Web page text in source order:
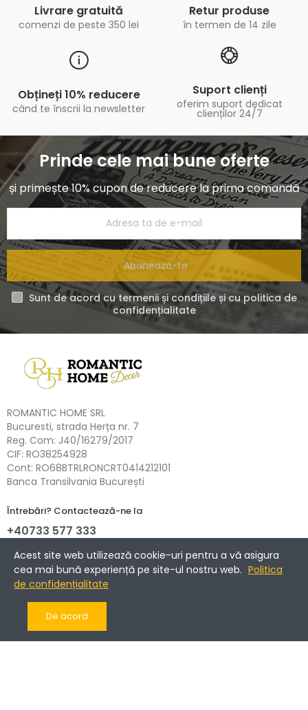
Livrare gratuită
comenzi de peste 350 lei
Retur produse
în termen de 14 zile
Obțineți 10% reducere
când te înscrii la newsletter
Suport clienți
oferim suport dedicat
clienților 24/7
Prinde cele mai bune oferte
și primește 10% cupon de reducere la prima comandă
Aboneaza-te
Sunt de acord cu termenii și condițiile și cu politica de
confidențialitate
ROMANTIC HOME SRL
Bucuresti, strada Herța nr. 7
Reg. Com: J40/16279/2017
CIF: RO38254928
Cont: RO68BTRLRONCRT0414212101
Banca Transilvania București
Întrebări? Contactează-ne la
+40733 577 333
NETOPIA Payments - 3D-Secure.
Companie
Acest site web utilizează cookie-uri pentru a vă asigura
cea mai bună experiență pe site-ul nostru web. Politica
de confidențialitate
De acord